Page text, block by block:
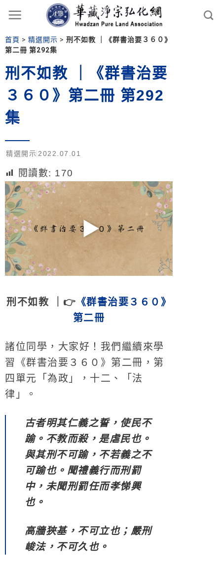
首頁 > 精選開示 > 刑不如教 ｜《群書治要３６０》
第二冊 第292集
刑不如教 ｜《群書治要
３６０》第二冊 第292
集
精選開示 2022.07.01
閱讀數: 170
刑不如教 ｜👉 《群書治要３６０》
第二冊
諸位同學，大家好！我們繼續來學
習《群書治要３６０》第二冊，第
四單元「為政」，十二、「法
律」。
古者明其仁義之誓，使民不
踰。不教而殺，是虐民也。
與其刑不可踰，不若義之不
可踰也。聞禮義行而刑罰
中，未聞刑罰任而孝悌興
也。
高牆狹基，不可立也；嚴刑
峻法，不可久也。